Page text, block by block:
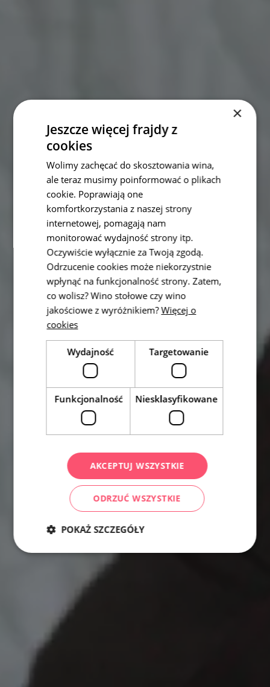
×
Jeszcze więcej frajdy z
cookies
Wolimy zachęcać do skosztowania wina,
ale teraz musimy poinformować o plikach
cookie. Poprawiają one
komfortkorzystania z naszej strony
internetowej, pomagają nam
monitorować wydajność strony itp.
Oczywiście wyłącznie za Twoją zgodą.
Odrzucenie cookies może niekorzystnie
wpłynąć na funkcjonalność strony. Zatem,
co wolisz? Wino stołowe czy wino
jakościowe z wyróżnikiem?Więcej o
cookies
Wydajność Targetowanie
Funkcjonalność Niesklasyfikowane
AKCEPTUJ WSZYSTKIE
ODRZUĆ WSZYSTKIE
POKAŻ SZCZEGÓŁY